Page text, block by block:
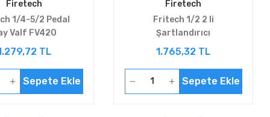
Firetech
1/4-5/2 Pedal
Valf FV420
TL
Sepete Ekle
Firetech
Fritech 1/2 2 li
Şartlandırıcı
BEFC4000
1.765,32 TL
Sepete Ekle